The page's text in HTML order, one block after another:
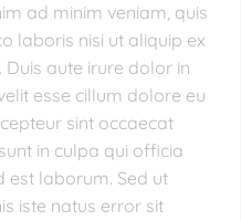
ad minim veniam, quis
laboris nisi ut aliquip ex
aute irure dolor in
esse cillum dolore eu
sint occaecat
in culpa qui officia
est laborum. Sed ut
iste natus error sit